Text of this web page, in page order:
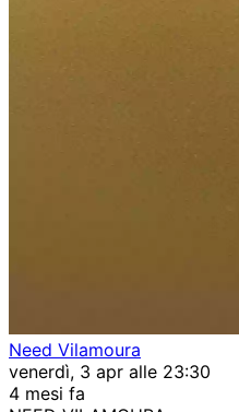
Need Vilamoura
venerdì, 3 apr alle 23:30
4 mesi fa